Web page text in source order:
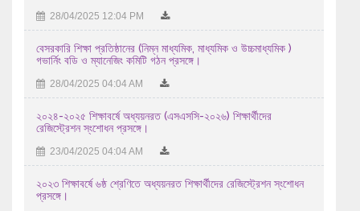
এইচ এস সি-২০২৬ সালের পরীক্ষকের তালিকা (বিষয়ঃ Production
Management 1st Paper -286 )
08/08/2026 02:08 AM
28/04/2025 12:04 PM
বেসরকারি শিক্ষা প্রতিষ্ঠানের (নিম্ন মাধ্যমিক, মাধ্যমিক ও উচ্চমাধ্যমিক )
গভার্নিং বডি ও ম্যানেজিং কমিটি গঠন প্রসঙ্গে।
28/04/2025 04:04 AM
২০২৪-২০২৫ শিক্ষাবর্ষে অধ্যয়নরত (এসএসসি-২০২৬) শিক্ষার্থীদের
রেজিস্ট্রেশন স্ংশোধন প্রসঙ্গে।
23/04/2025 04:04 AM
২০২৩ শিক্ষাবর্ষে ৬ষ্ঠ শ্রেণিতে অধ্যয়নরত শিক্ষার্থীদের রেজিস্ট্রেশন স্ংশোধন
প্রসঙ্গে।